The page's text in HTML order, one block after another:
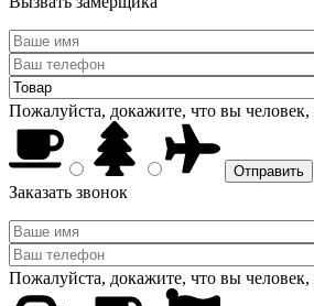
Пожалуйста, докажите, что вы человек,
Заказать звонок
Пожалуйста, докажите, что вы человек,